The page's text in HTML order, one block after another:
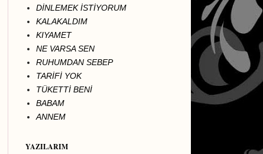
DİNLEMEK İSTİYORUM
KALAKALDIM
KIYAMET
NE VARSA SEN
RUHUMDAN SEBEP
TARİFİ YOK
TÜKETTİ BENİ
BABAM
ANNEM
YAZILARIM